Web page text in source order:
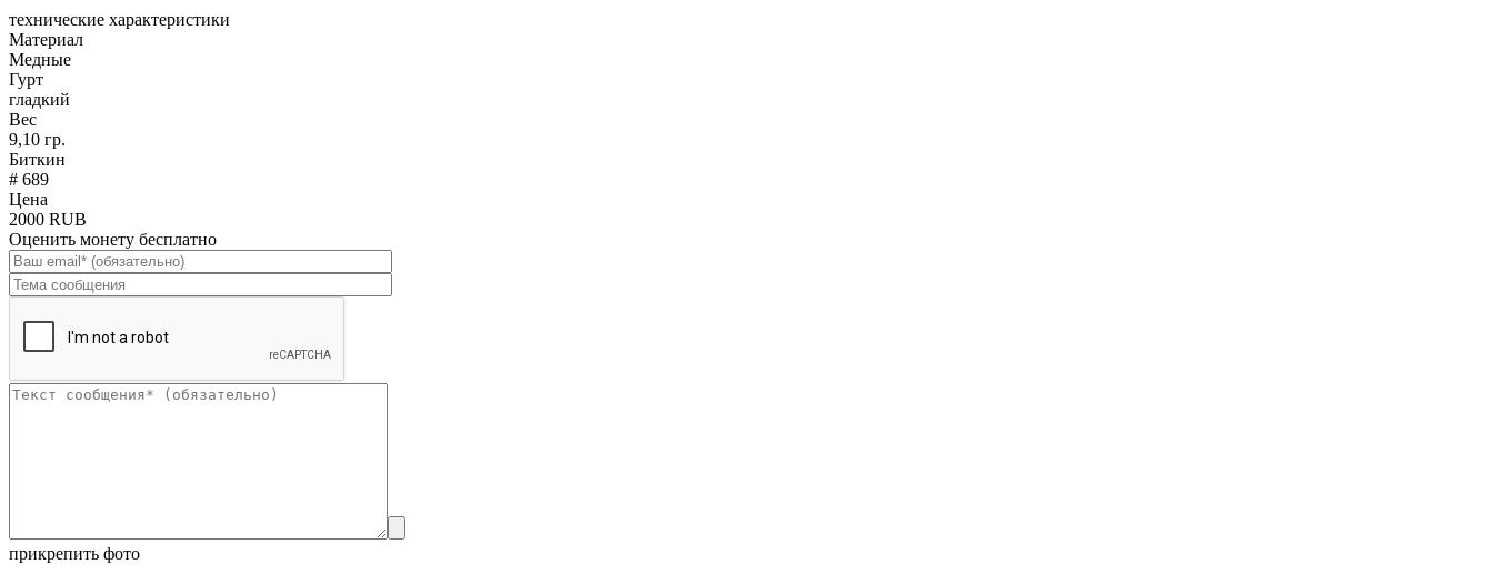
технические характеристики
Материал
Медные
Гурт
гладкий
Вес
9,10 гр.
Биткин
# 689
Цена
2000 RUB
Оценить монету бесплатно
прикрепить фото